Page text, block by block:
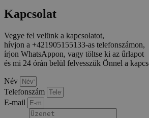
Kapcsolat
Vegye fel velünk a kapcsolatot,
hívjon a +421905155133-as telefonszámon,
írjon WhatsAppon, vagy töltse ki az űrlapot
és mi 24 órán belül felvesszük Önnel a
Név
Telefonszám
E-mail